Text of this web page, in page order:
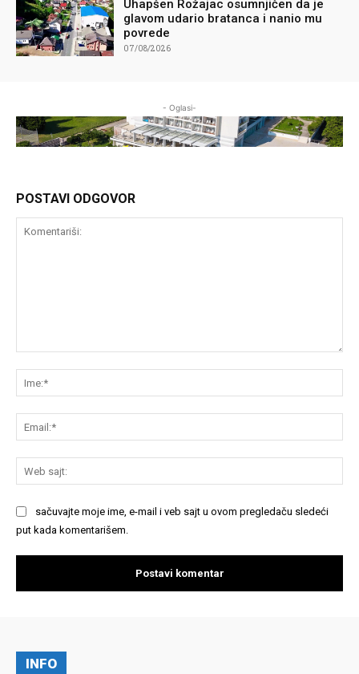
Uhapšen Rožajac osumnjičen da je
glavom udario bratanca i nanio mu
povrede
07/08/2026
- Oglasi-
POSTAVI ODGOVOR
sačuvajte moje ime, e-mail i veb sajt u ovom pregledaču sledeći
put kada komentarišem.
INFO